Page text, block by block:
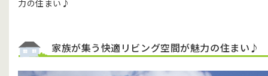
力の住まい♪
家族が集う快適リビング空間が魅力の住まい♪